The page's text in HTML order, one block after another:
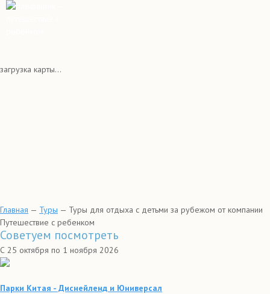
загрузка карты...
С 25 октября по 1 ноября 2026
Главная — Туры — Туры для отдыха с детьми за рубежом от компании
Путешествие с ребенком
Советуем посмотреть
Парки Китая - Диснейленд и Юниверсал